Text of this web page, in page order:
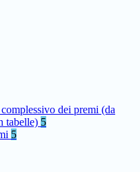
dei premi (da
tabelle) 5
5